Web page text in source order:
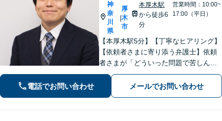
神
奈
川
県
|
厚
木
市
本厚木駅
から徒歩6
分
営業時間：10:00~
17:00（平日）
【本厚木駅5分】【丁寧なヒアリング】
【依頼者さまに寄り添う弁護士】依頼
者さまが「どういった問題で苦しんで
いるのか」「最終的にどのような未来
を望んでいるのか」を丁寧に伺い、最
善の解決策をご提案します。お気軽に
電話でお問い合わせ メールでお問い合わせ